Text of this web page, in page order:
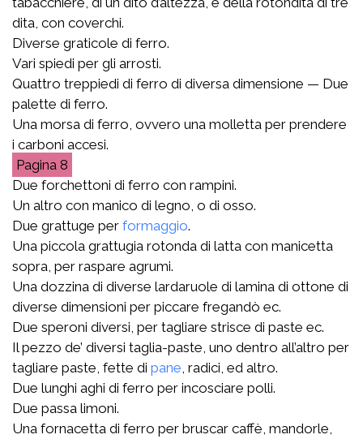
dita, con coverchi.
Diverse graticole di ferro.
Vari spiedi per gli arrosti.
Quattro treppiedi di ferro di diversa dimensione — Due
palette di ferro.
Una morsa di ferro, ovvero una molletta per prendere
i carboni accesi.
8
Due forchettoni di ferro con rampini.
Un altro con manico di legno, o di osso.
Due grattuge per formaggio.
Una piccola grattugia rotonda di latta con manicetta
sopra, per raspare agrumi.
Una dozzina di diverse lardaruole di lamina di ottone di
diverse dimensioni per piccare fregandò ec.
Due speroni diversi, per tagliare strisce di paste ec.
Il pezzo de’ diversi taglia-paste, uno dentro all’altro per
tagliare paste, fette di pane , radici, ed altro.
Due lunghi aghi di ferro per incosciare polli.
Due passa limoni.
Una fornacetta di ferro per bruscar caffè, mandorle,